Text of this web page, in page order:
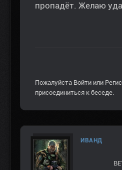
пропадёт. Желаю
Пожалуйста Войти или
присоединиться к беседе.
ИВАНД